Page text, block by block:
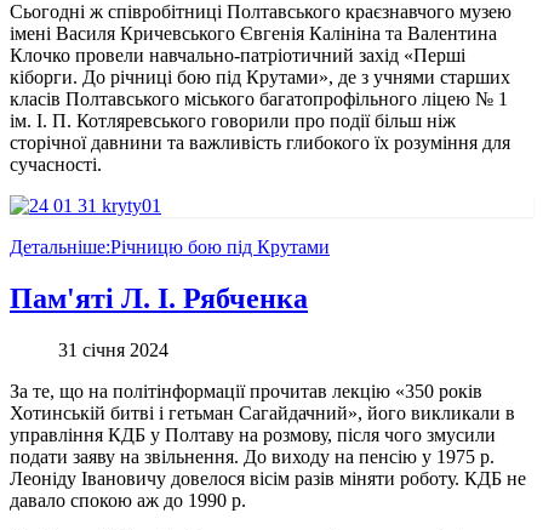
Сьогодні ж співробітниці Полтавського краєзнавчого музею
імені Василя Кричевського Євгенія Калініна та Валентина
Клочко провели навчально-патріотичний захід «Перші
кіборги. До річниці бою під Крутами», де з учнями старших
класів Полтавського міського багатопрофільного ліцею № 1
ім. І. П. Котляревського говорили про події більш ніж
сторічної давнини та важливість глибокого їх розуміння для
сучасності.
Детальніше:Річницю бою під Крутами
Пам'яті Л. І. Рябченка
31 січня 2024
За те, що на політінформації прочитав лекцію «350 років
Хотинській битві і гетьман Сагайдачний», його викликали в
управління КДБ у Полтаву на розмову, після чого змусили
подати заяву на звільнення. До виходу на пенсію у 1975 р.
Леоніду Івановичу довелося вісім разів міняти роботу. КДБ не
давало спокою аж до 1990 р.